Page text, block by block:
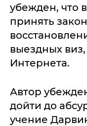
убежден, что
принять
выездных
Интернета.
Автор
дойти до
учение